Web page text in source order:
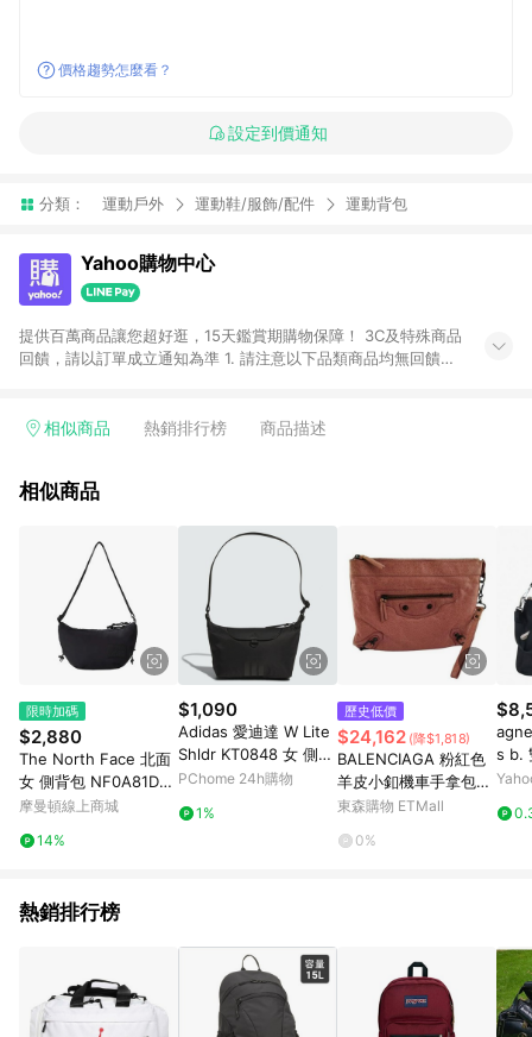
價格趨勢怎麼看？
設定到價通知
分類： 運動戶外 運動鞋/服飾/配件 運動背包
Yahoo購物中心
提供百萬商品讓您超好逛，15天鑑賞期購物保障！ 3C及特殊商品
回饋，請以訂單成立通知為準 1. 請注意以下品類商品均無回饋：
電玩/遊戲/相機/單眼/鏡頭/拍立得 [2024/6/1起適用] -內接硬
的購回饋活動享Yahoo超贈點回饋者 - 購物中心商店之商品：商
3. 訂單回饋金額將扣除運費/購物金/超贈點/福利金/紅利折抵/折
價券等虛擬貨幣折抵 4. 大宗採購或批發轉賣不具回饋資格： 如
有相關事證認定您為大宗採購、批發轉賣而非最終消費使用者，
相關認定以Yahoo購物中心之認定為準
相似商品 熱銷排行榜 商品描述
相似商品
限時加碼
$2,880
The North Face 北面
女 側背包 NF0A81DS4
H0
摩曼頓線上商城
14%
$1,090
Adidas 愛迪達 W Lite
Shldr KT0848 女 側背
包 肩背 斜背 肩帶可調
PChome 24h購物
1%
歷史低價
$24,162 (降$1,818)
BALENCIAGA 粉紅色
羊皮小釦機車手拿包
【九成新展示品半價出
外線清潔】
東森購物 ETMall
0%
s b.
包(
熱銷排行榜